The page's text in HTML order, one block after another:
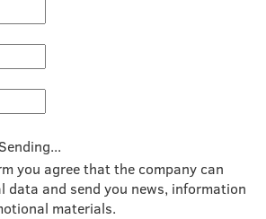
Sending...
you agree that the company can
data and send you news, information
materials.